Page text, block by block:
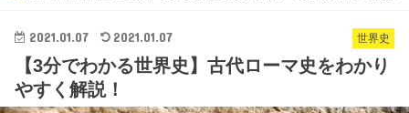
世界史
2021.01.07 2021.01.07
【3分でわかる世界史】古代ローマ史をわかり
やすく解説！